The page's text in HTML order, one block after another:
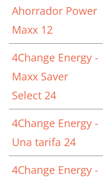
Ahorrador Power
Maxx 12
4Change Energy -
Maxx Saver
Select 24
4Change Energy -
Una tarifa 24
4Change Energy -